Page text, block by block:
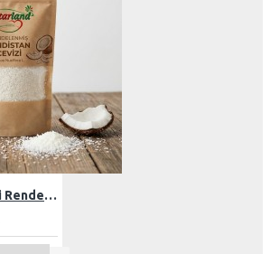
Hindistan Cevizi Rende 100 gr